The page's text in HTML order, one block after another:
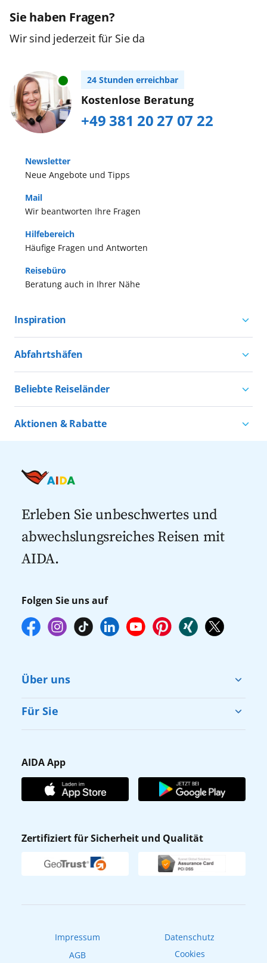
Sie haben Fragen?
Wir sind jederzeit für Sie da
24 Stunden erreichbar
Kostenlose Beratung
+49 381 20 27 07 22
Neue Angebote und Tipps
Newsletter
Häufige Fragen und Antworten
Hilfebereich
Wir beantworten Ihre Fragen
Mail
Beratung auch in Ihrer Nähe
Reisebüro
Inspiration
Aktivurlaub mit AIDA
Kultururlaub mit AIDA
Abfahrtshäfen
Kreuzfahrten ab Hamburg
Kreuzfahrten ab Warnemünde
Beliebte Reiseländer
Kreuzfahrten nach Norwegen
Kreuzfahrten nach Italien
Aktionen & Rabatte
Last Minute Kreuzfahrten
Kreuzfahrten mit Flug
Kreuzfahrten 2027
Erleben Sie unbeschwertes und
abwechslungsreiches Reisen mit
AIDA.
Folgen Sie uns auf
Über uns
Cruise & Help
Karriere
Affiliateprogramm
Verhaltens- & Ethikkodex
Newsletter
Für Sie
Gästefragebogen
AIDA Club
AIDA App
AIDA App
Zertifiziert für Sicherheit und Qualität
Impressum
Datenschutz
AGB
Cookies